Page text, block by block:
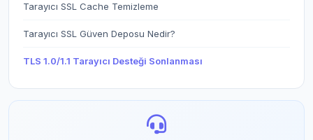
Tarayıcı SSL Cache Temizleme
Tarayıcı SSL Güven Deposu Nedir?
TLS 1.0/1.1 Tarayıcı Desteği Sonlanması